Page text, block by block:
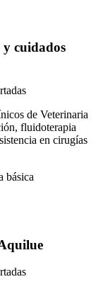
cuidados
de Veterinaria
fluidoterapia
en cirugías
básica